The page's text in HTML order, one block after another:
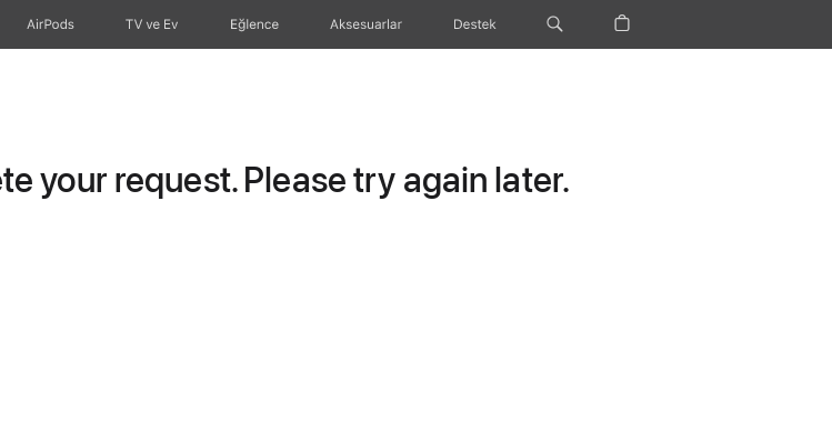
AirPods TV ve Ev Eğlence Aksesuarlar Destek
your request. Please try again later.